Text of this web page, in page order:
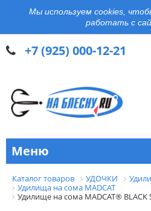
Мы используем cookies,
работать с
+7 (925) 000-12-21
Меню
Каталог товаров УДОЧКИ
Удилища на сома MADCAT
Удилище на сома MADCAT® BLACK